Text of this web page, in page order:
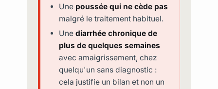
Une poussée qui ne cède pas
malgré le traitement habituel.
Une diarrhée chronique de
plus de quelques semaines
avec amaigrissement, chez
quelqu'un sans diagnostic :
cela justifie un bilan et non un